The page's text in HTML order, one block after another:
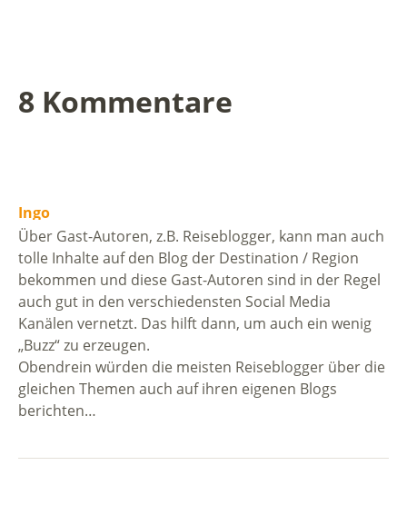
8 Kommentare
Ingo
Über Gast-Autoren, z.B. Reiseblogger, kann man auch
tolle Inhalte auf den Blog der Destination / Region
bekommen und diese Gast-Autoren sind in der Regel
auch gut in den verschiedensten Social Media
Kanälen vernetzt. Das hilft dann, um auch ein wenig
„Buzz“ zu erzeugen.
Obendrein würden die meisten Reiseblogger über die
gleichen Themen auch auf ihren eigenen Blogs
berichten…